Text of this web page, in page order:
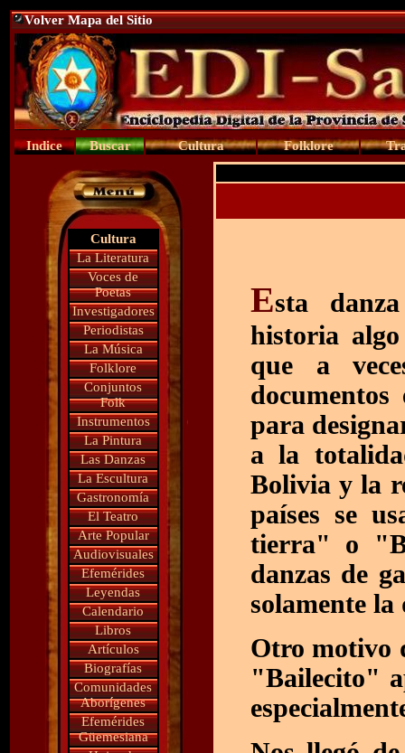
Volver Mapa del Sitio
Indice Buscar Cultura Folklore
Cultura
La Literatura
Voces de
Poetas
Investigadores
Periodistas
La Música
Folklore
Conjuntos
Folk
Instrumentos
La Pintura
Las Danzas
La Escultura
Gastronomía
El Teatro
Arte Popular
Audiovisuales
Efemérides
Leyendas
Calendario
Libros
Artículos
Biografías
Comunidades
Aborígenes
Efemérides
Güemesiana
Esta
historia
que a
documentos
para
a la
Bolivia y la
países se
tierra" o
danzas de
solamente la
Otro motivo
"Bailecito"